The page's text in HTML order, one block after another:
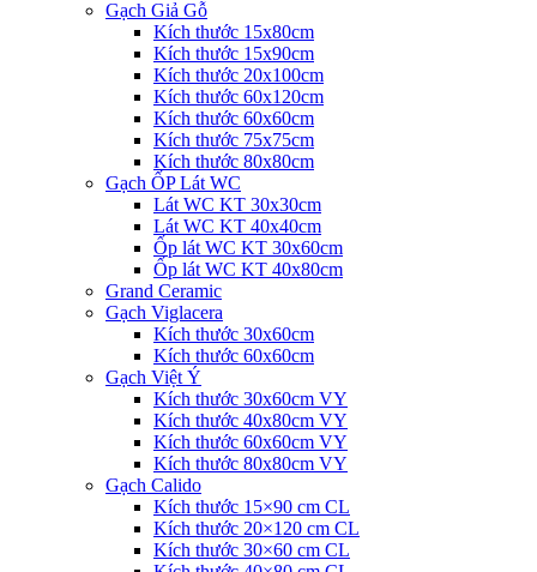
Gạch Giả Gỗ
Kích thước 15x80cm
Kích thước 15x90cm
Kích thước 20x100cm
Kích thước 60x120cm
Kích thước 60x60cm
Kích thước 75x75cm
Kích thước 80x80cm
Gạch ỐP Lát WC
Lát WC KT 30x30cm
Lát WC KT 40x40cm
Ốp lát WC KT 30x60cm
Ốp lát WC KT 40x80cm
Grand Ceramic
Gạch Viglacera
Kích thước 30x60cm
Kích thước 60x60cm
Gạch Việt Ý
Kích thước 30x60cm VY
Kích thước 40x80cm VY
Kích thước 60x60cm VY
Kích thước 80x80cm VY
Gạch Calido
Kích thước 15×90 cm CL
Kích thước 20×120 cm CL
Kích thước 30×60 cm CL